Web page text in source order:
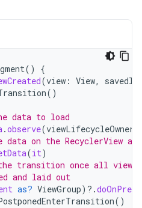
()
{
(view : View,
()
data to load
.observe(viewLifecycleOwner
on the RecyclerView
(it)
transition once all views
and laid out
as? ViewGroup) ?.
()